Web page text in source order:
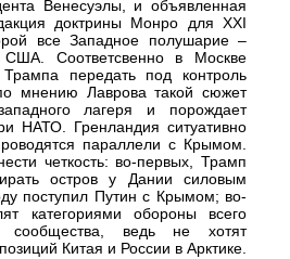
Венесуэлы, и объявленная
доктрины Монро для ХХІ
все Западное полушарие –
США. Соответсвенно в Москве
передать под контроль
мнению Лаврова такой сюжет
лагеря и порождает
НАТО. Гренландия ситуативно
параллели с Крымом.
четкость: во-первых, Трамп
остров у Дании силовым
поступил Путин с Крымом; во-
категориями обороны всего
сообщества, ведь не хотят
Китая и России в Арктике.